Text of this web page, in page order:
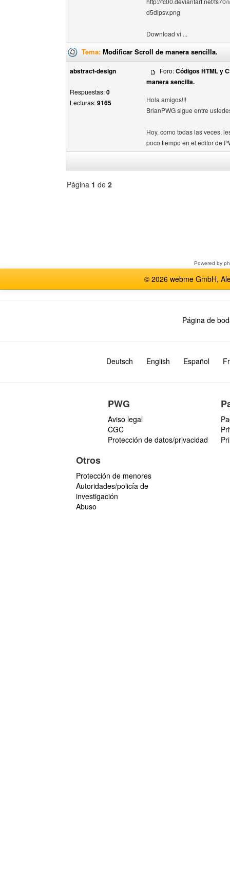
d5dlpsv.png
Download vi ...
Tema: Modificar Scroll de manera sencilla.
abstract-design
Respuestas:0
Lecturas:9165
Foro:Códigos HTML y
manera sencilla.
Hola amigos!!!
BrianPWG sigue entre
Hoy, como todas las veces,
poco tiempo en el editor de
Página 1 de 2
Powered by
© 2026 webme GmbH,
Página de
Deutsch English Español
PWG
Aviso legal
CGC
Protección de datos/privacidad
Otros
Protección de menores
Autoridades/policía de
investigación
Abuso